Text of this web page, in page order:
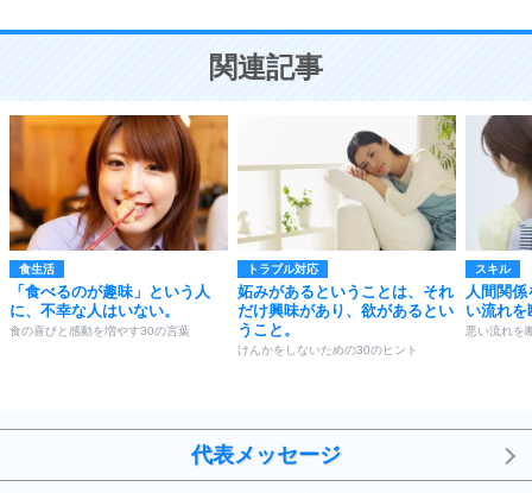
ことが大切。
関連記事
食生活
「食べるのが趣味」という人
に、不幸な人はいない。
食の喜びと感動を増やす30の言葉
トラブル対応
妬みがあるということは、それ
だけ興味があり、欲があるとい
うこと。
けんかをしないための30のヒント
スキル
人間関
い流れを
悪い流れを
代表メッセージ